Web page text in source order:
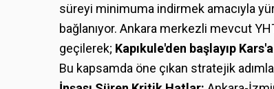
süreyi minimuma indirmek amacıyla
bağlanıyor. Ankara merkezli mevcut
geçilerek; Kapıkule'den başlayıp
Bu kapsamda öne çıkan stratejik